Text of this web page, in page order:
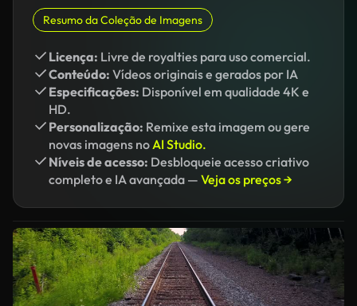
Resumo da Coleção de Imagens
Licença: Livre de royalties para uso comercial.
Conteúdo: Vídeos originais e gerados por IA
Especificações: Disponível em qualidade 4K e
HD.
Personalização: Remixe esta imagem ou gere
novas imagens noAI Studio.
Níveis de acesso: Desbloqueie acesso criativo
completo e IA avançada — Veja os preços →